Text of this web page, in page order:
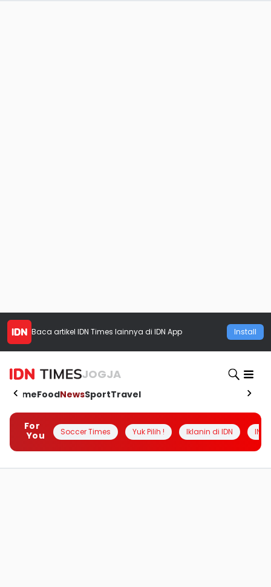
Baca artikel IDN Times lainnya di IDN App Install
JOGJA
HomeFoodNewsSportTravel
For
You
Soccer Times Yuk Pilih ! Iklanin di IDN